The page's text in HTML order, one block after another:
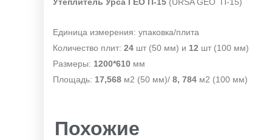
Единица измерения: упаковка/плита
Количество плит: 24 шт (50 мм) и 12 шт (100 мм)
Размеры: 1200*610 мм
Площадь: 17,568 м2 (50 мм)/ 8, 784 м2 (100 мм)
Похожие